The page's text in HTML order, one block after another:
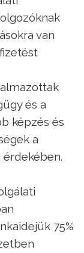
van
és a
képzés és
a
75%